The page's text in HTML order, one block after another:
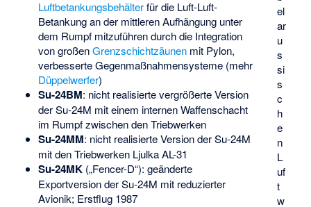
el
ar
u
s
si
s
c
h
e
n
L
uf
t
w
Luftbetankungsbehälterfür die Luft-Luft-
Betankung an der mittleren Aufhängung unter
dem Rumpf mitzuführen durch die Integration
von großenGrenzschichtzäunenmit Pylon,
verbesserte Gegenmaßnahmensysteme (mehr
Düppelwerfer)
Su-24BM: nicht realisierte vergrößerte Version
der Su-24M mit einem internen Waffenschacht
im Rumpf zwischen den Triebwerken
Su-24MM: nicht realisierte Version der Su-24M
mit den Triebwerken Ljulka AL-31
Su-24MK („Fencer-D“): geänderte
Exportversion der Su-24M mit reduzierter
Avionik; Erstflug 1987